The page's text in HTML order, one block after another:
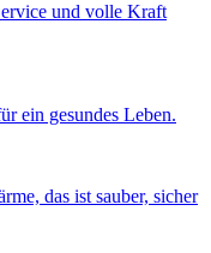
und volle Kraft
ein gesundes Leben.
das ist sauber, sicher